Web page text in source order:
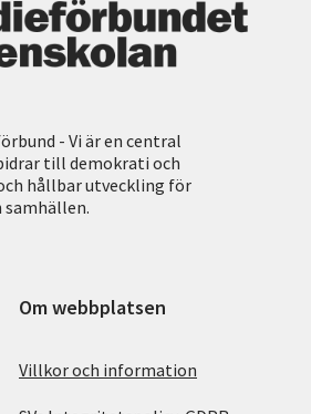
- Vi är en central
till demokrati och
hållbar utveckling för
samhällen.
Om webbplatsen
Villkor och information